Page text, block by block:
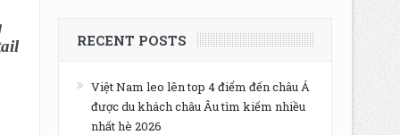
RECENT POSTS
Việt Nam leo lên top 4 điểm đến châu Á
được du khách châu Âu tìm kiếm nhiều
nhất hè 2026